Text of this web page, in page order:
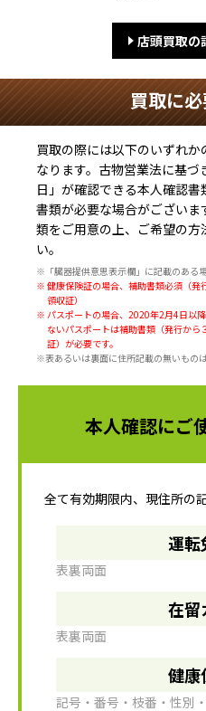
店頭買取の
買取に
買取の際には以下のいずれ
なります。古物営業法に基づ
日」が確認できる本人確認
書類が必要な場合がござい
類をご用意の上、ご希望の
い。
※「臓器提供意思表示欄」に記載のある
※ 健康保険証の場合、補助書類必須（発
領収証）
※ パスポートの場合、2020年2月4日以
ないパスポートは補助書類（発行か
証）が必要です。
※表あるいは裏面に住所記載の無いもの
本人確認にご
全て有効期限内、現住所の
運転
表裏両面
在留
表裏両面
健康
記号・番号・枝番・性別